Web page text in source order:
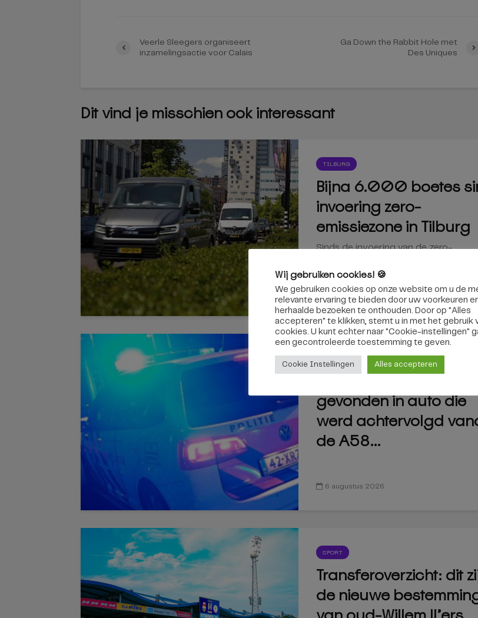
Veerle Sleegers organiseert
inzamelingsactie voor Calais
Ga Down the Rabbit Hole met
Des Uniques
Dit vind je misschien ook interessant
TILBURG
Bijna 6.000 boetes
invoering zero-
emissiezone in Tilburg
Sinds de invoering van de zero-
6 augustus 2026
gevonden in auto die
werd achtervolgd
de A58...
6 augustus 2026
SPORT
Transferoverzicht: dit
de nieuwe
Wij gebruiken cookies! 🍪
We gebruiken cookies op onze website om u de
relevante ervaring te bieden door uw voorkeuren
herhaalde bezoeken te onthouden. Door op "Alles
accepteren" te klikken, stemt u in met het gebruik
cookies. U kunt echter naar "Cookie-instellingen"
een ​​gecontroleerde toestemming te geven.
Cookie Instellingen Alles accepteren